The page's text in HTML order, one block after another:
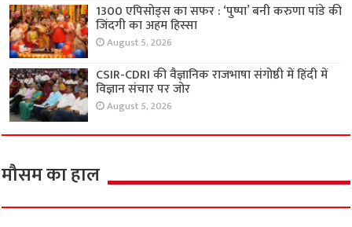
1300 एपिसोड्स का सफर : ‘पुष्पा’ बनी करुणा पांडे की
जिंदगी का अहम हिस्सा
August 5, 2026
CSIR-CDRI की वैज्ञानिक राजभाषा संगोष्ठी में हिंदी में
विज्ञान संचार पर जोर
August 5, 2026
मौसम का हाल